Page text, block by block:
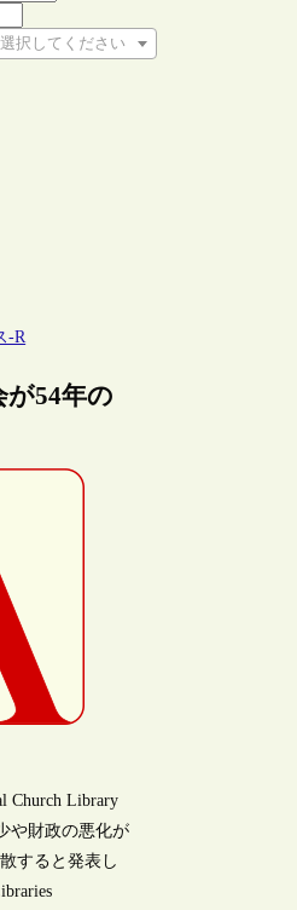
択してください
ださい
-R
が54年の
Church Library
や財政の悪化が
すると発表し